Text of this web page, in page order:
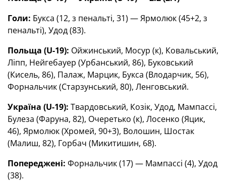
Голи: Букса (12, з пенальті, 31) — Ярмолюк (45+2, з
пенальті), Удод (83).
Польща (U-19): Ойжинський, Мосур (к), Ковальський,
Ліпп, Нейгебауер (Урбанський, 86), Буковський
(Кисель, 86), Палаж, Марцик, Букса (Влодарчик, 56),
Форнальчик (Старзунський, 80), Ленговський.
Україна (U-19): Твардовський, Козік, Удод, Мампассі,
Булеза (Фаруна, 82), Очеретько (к), Лосенко (Яцик,
46), Ярмолюк (Хромей, 90+3), Волошин, Шостак
(Малиш, 82), Горбач (Микитишин, 68).
Попереджені: Форнальчик (17) — Мампассі (4), Удод
(38).